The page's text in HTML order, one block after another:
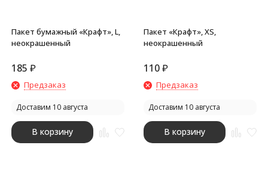
Пакет бумажный «Крафт», L,
неокрашенный
185 ₽
Предзаказ
Доставим 10 августа
В корзину
Пакет «Крафт», XS,
неокрашенный
110₽
Предзаказ
Доставим 10 августа
В корзину